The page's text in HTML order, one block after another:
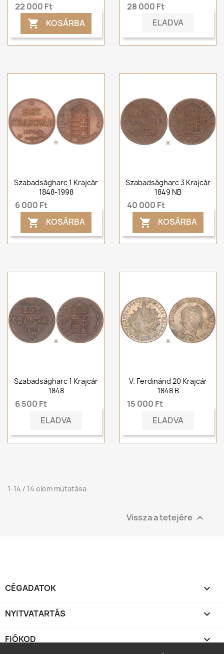
22 000 Ft
 KOSÁRBA
28 000 Ft
ELADVA
Szabadságharc 1 Krajcár
1848-1998
6 000 Ft
 KOSÁRBA
Szabadságharc 3 Krajcár
1849 NB
40 000 Ft
 KOSÁRBA
Szabadságharc 1 Krajcár
1848
6 500 Ft
ELADVA
V. Ferdinánd 20 Krajcár
1848 B
15 000 Ft
ELADVA
1-14 / 14 elem mutatása
Vissza a tetejére 
CÉGADATOK 
NYITVATARTÁS 
FIÓKOD 